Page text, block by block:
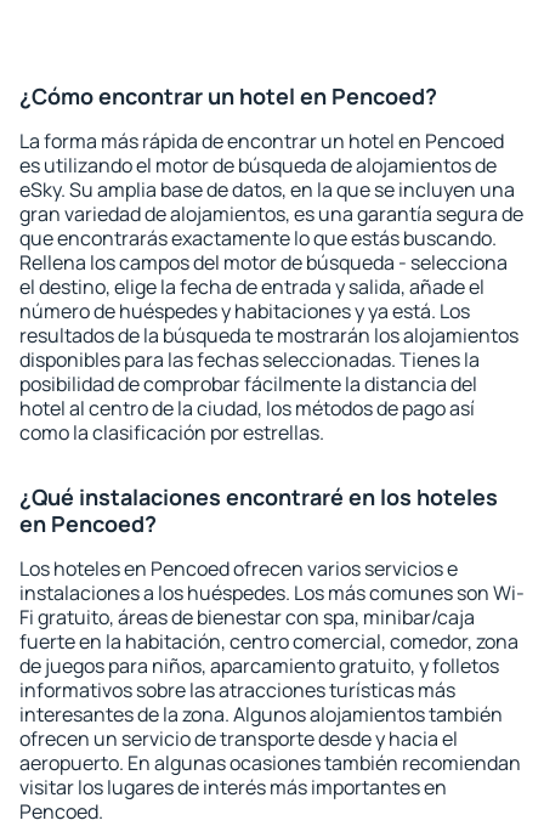
¿Cómo encontrar un hotel en Pencoed?
La forma más rápida de encontrar un hotel en Pencoed
es utilizando el motor de búsqueda de alojamientos de
eSky. Su amplia base de datos, en la que se incluyen una
gran variedad de alojamientos, es una garantía segura de
que encontrarás exactamente lo que estás buscando.
Rellena los campos del motor de búsqueda - selecciona
el destino, elige la fecha de entrada y salida, añade el
número de huéspedes y habitaciones y ya está. Los
resultados de la búsqueda te mostrarán los alojamientos
disponibles para las fechas seleccionadas. Tienes la
posibilidad de comprobar fácilmente la distancia del
hotel al centro de la ciudad, los métodos de pago así
como la clasificación por estrellas.
¿Qué instalaciones encontraré en los hoteles
en Pencoed?
Los hoteles en Pencoed ofrecen varios servicios e
instalaciones a los huéspedes. Los más comunes son Wi-
Fi gratuito, áreas de bienestar con spa, minibar/caja
fuerte en la habitación, centro comercial, comedor, zona
de juegos para niños, aparcamiento gratuito, y folletos
informativos sobre las atracciones turísticas más
interesantes de la zona. Algunos alojamientos también
ofrecen un servicio de transporte desde y hacia el
aeropuerto. En algunas ocasiones también recomiendan
visitar los lugares de interés más importantes en
Pencoed.